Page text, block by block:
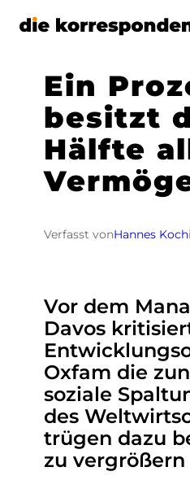
Zum
Ein
besitzt
Hälfte
Verfasst vonHannes Koch
Vor dem
Davos
Oxfam die
soziale
des
trügen dazu
zu vergrößern